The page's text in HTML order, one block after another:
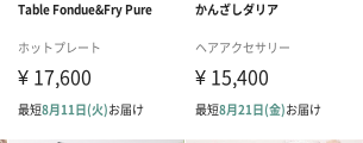
同梱してお届けします。
祝いなどのシーンにおすすめです。